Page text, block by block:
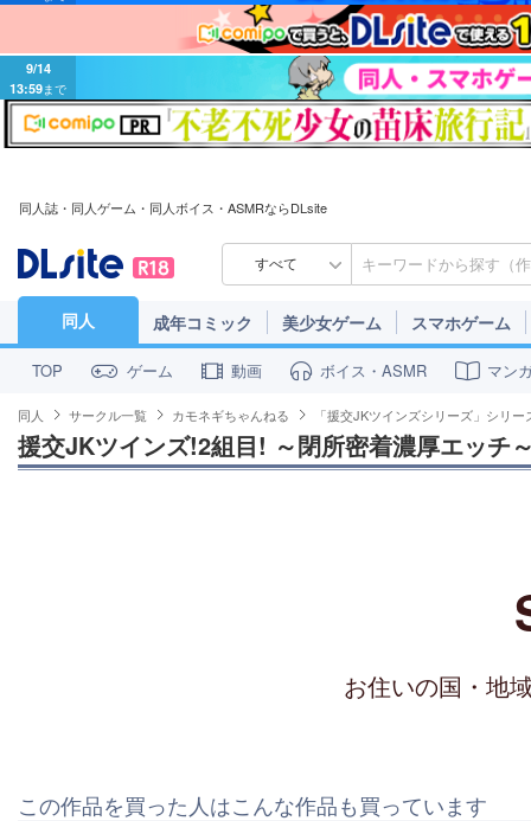
9/14
13:59 まで
同人誌・同人ゲーム・同人ボイス・ASMRならDLsite
すべて
同人 成年コミック 美少女ゲーム スマホゲーム
TOP ゲーム 動画 ボイス・ASMR マン
同人 サークル一覧 カモネギちゃんねる 「援交JKツインズシリーズ」シリー
援交JKツインズ!2組目! ～閉所密着濃厚エッチ
お住いの国・地
この作品を買った人はこんな作品も買っています